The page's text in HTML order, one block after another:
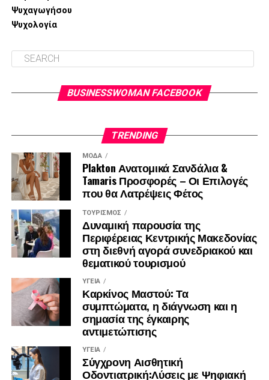
Fit & Max να προσφέρουν άψογη εφαρμογή ακόμη και
στους πιο στενούς χώρους, η LG επιβεβαιώνει τη
ευρωπαϊκή αγορά, προσφέροντας ολοκληρωμένες λύσεις
που συνδυάζουν τη σχεδιαστική συνοχή με την
ποιότητα ζωής και την καθημερινότητα κάθε σύγχρονης
Ψυχαγωγήσου
Ψυχολογία
BUSINESSWOMAN FACEBOOK
TRENDING
ΜΌΔΑ
Plakton Ανατομικά Σανδάλια &
Tamaris Προσφορές – Οι Επιλογές
που θα Λατρέψεις Φέτος
ΤΟΥΡΙΣΜΌΣ
Δυναμική παρουσία της
Περιφέρειας Κεντρικής Μακεδονίας
στη διεθνή αγορά συνεδριακού και
θεματικού τουρισμού
ΥΓΕΊΑ
Καρκίνος Μαστού: Τα
συμπτώματα, η διάγνωση και η
σημασία της έγκαιρης
αντιμετώπισης
ΥΓΕΊΑ
Σύγχρονη Αισθητική
Οδοντιατρική:Λύσεις με Ψηφιακή